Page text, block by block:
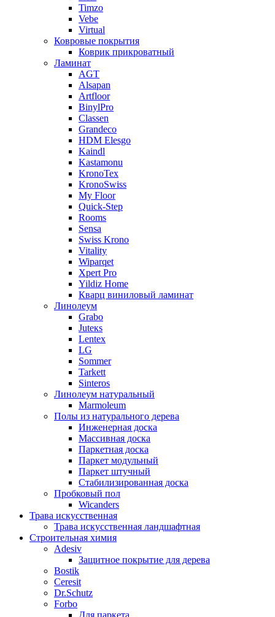
Timzo
Vebe
Virtual
Ковровые покрытия
Коврик прикроватный
Ламинат
AGT
Alsapan
Artfloor
BinylPro
Classen
Grandeco
HDM Elesgo
Kaindl
Kastamonu
KronoTex
KronoSwiss
My Floor
Quick-Step
Rooms
Sensa
Swiss Krono
Vitality
Wiparqet
Xpert Pro
Yildiz Home
Кварц виниловый ламинат
Линолеум
Grabo
Juteкs
Lentex
LG
Sommer
Tarkett
Sinteros
Линолеум натуральный
Marmoleum
Полы из натурального дерева
Инженерная доска
Массивная доска
Паркетная доска
Паркет модульный
Паркет штучный
Стабилизированная доска
Пробковый пол
Wicanders
Трава искусственная
Трава искусственная ландшафтная
Строительная химия
Adesiv
Защитное покрытие для дерева
Bostik
Ceresit
Dr.Schutz
Forbo
Для паркета